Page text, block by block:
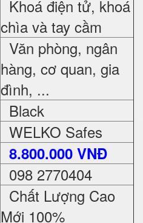
Khoá điện tử, khoá
chìa và tay cầm
Văn phòng, ngân
hàng, cơ quan, gia
đình, ...
Black
WELKO Safes
8.800.000 VNĐ
098 2770404
Chất Lượng Cao
Mới 100%